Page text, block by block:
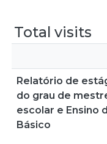
Total visits
Relatório de
do grau de
escolar e Ensino
Básico